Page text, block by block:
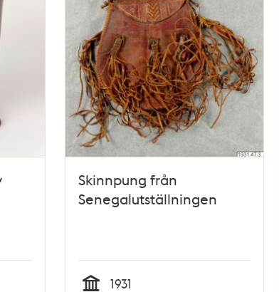
Skinnpung från
Senegalutställningen
1931